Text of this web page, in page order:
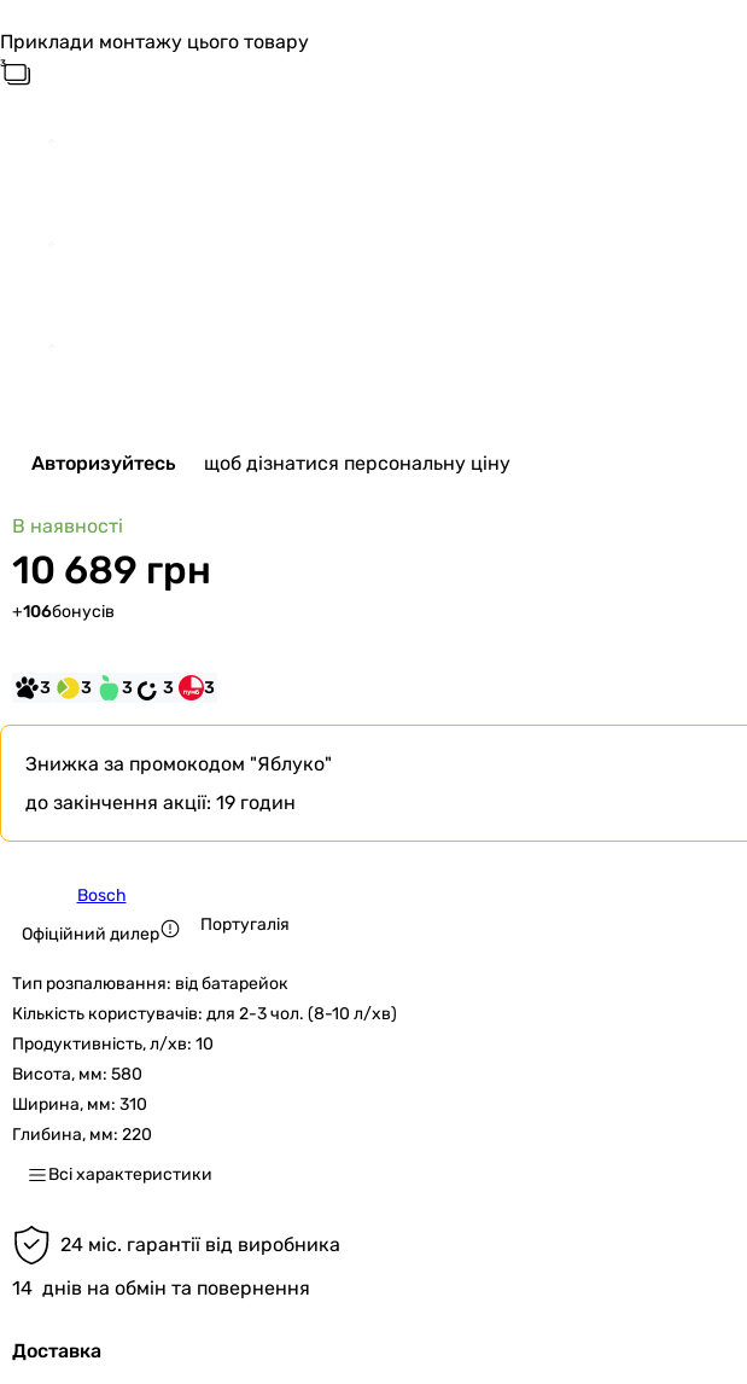
Приклади монтажу цього товару
Авторизуйтесь щоб дізнатися персональну ціну
В наявності
10 689 грн
+106бонусів
3 3 3 3 3
Знижка за промокодом "Яблуко"
до закінчення акції: 19 годин
Bosch
Офіційний дилер
Португалія
Тип розпалювання: від батарейок
Кількість користувачів: для 2-3 чол. (8-10 л/хв)
Продуктивність, л/хв: 10
Висота, мм: 580
Ширина, мм: 310
Глибина, мм: 220
Всі характеристики
24 міс. гарантії від виробника
14 днів на обмін та повернення
Доставка